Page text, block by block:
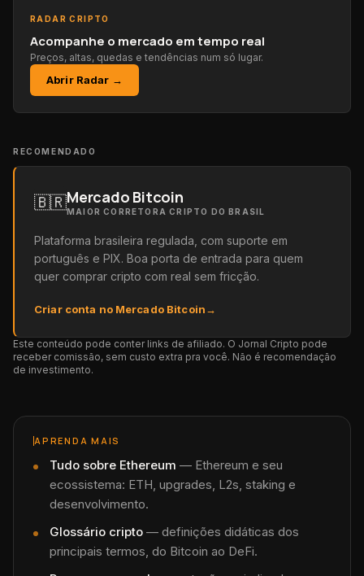
RADAR CRIPTO
Acompanhe o mercado em tempo real
Preços, altas, quedas e tendências num só lugar.
Abrir Radar →
RECOMENDADO
🇧🇷Mercado Bitcoin
MAIOR CORRETORA CRIPTO DO BRASIL
Plataforma brasileira regulada, com suporte em
português e PIX. Boa porta de entrada para quem
quer comprar cripto com real sem fricção.
Criar conta no Mercado Bitcoin→
Este conteúdo pode conter links de afiliado. O Jornal Cripto pode
receber comissão, sem custo extra pra você. Não é recomendação
de investimento.
APRENDA MAIS
Tudo sobre Ethereum — Ethereum e seu
ecossistema: ETH, upgrades, L2s, staking e
desenvolvimento.
Glossário cripto — definições didáticas dos
principais termos, do Bitcoin ao DeFi.